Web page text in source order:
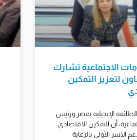
الاجتماعية تشارك
لتعزيز التمكين
الإنجيلية بمصر ورئيس
أن التمكين الاقتصادي
الأسر الأولى بالرعاية